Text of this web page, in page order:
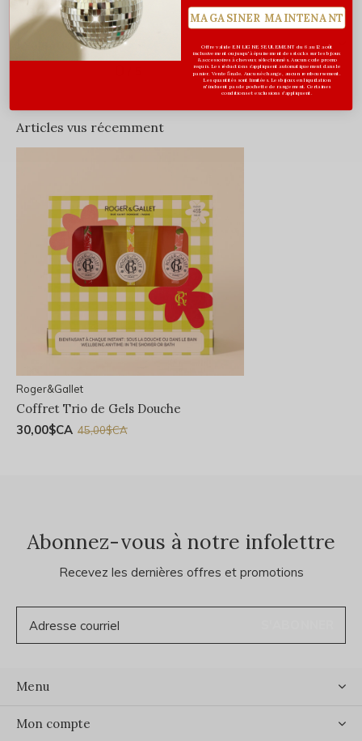
Évaluations
Articles vus récemment
Roger&Gallet
Coffret Trio de Gels Douche
30,00$CA 45,00$CA
Abonnez-vous à notre infolettre
Recevez les dernières offres et promotions
Menu
Mon compte
MAGASINER MAINTENANT
Offre valide EN LIGNE SEULEMENT du 6 au 12 août
inclusivement ou jusqu'à épuisement des stocks sur les bijoux
& accessoires à cheveux sélectionnés. Aucun code promo
requis. Les réductions s’appliquent automatiquement dans le
panier. Vente finale. Aucun échange, aucun remboursement.
Les quantités sont limitées. Les bijoux en liquidation
n'incluent pas de pochette de rangement. Certaines
conditions et exclusions s'appliquent.